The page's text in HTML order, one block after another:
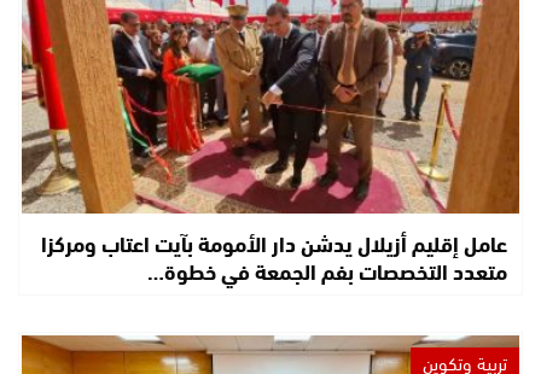
عامل إقليم أزيلال يدشن دار الأمومة بآيت اعتاب ومركزا
متعدد التخصصات بفم الجمعة في خطوة…
تربية وتكوين